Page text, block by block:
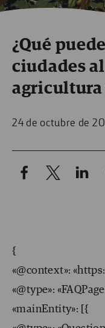
¿Qué
ciudades
agricultura
24 de octubre de
{
«@context»:
«@type»:
«mainEntity»: [{